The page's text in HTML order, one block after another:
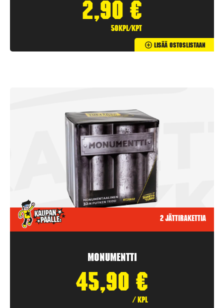
2,90 €
50kpl/kpt
Lisää Ostoslistaan
2 jättirakettia
Monumentti
45,90 €
/ kpl